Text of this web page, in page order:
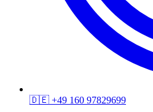
🇩🇪 +49 160 97829699